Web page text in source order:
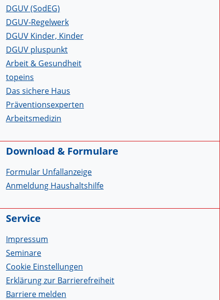
DGUV (SodEG)
DGUV-Regelwerk
DGUV Kinder, Kinder
DGUV pluspunkt
Arbeit & Gesundheit
topeins
Das sichere Haus
Präventionsexperten
Arbeitsmedizin
Download & Formulare
Formular Unfallanzeige
Anmeldung Haushaltshilfe
Service
Impressum
Seminare
Cookie Einstellungen
Erklärung zur Barrierefreiheit
Barriere melden